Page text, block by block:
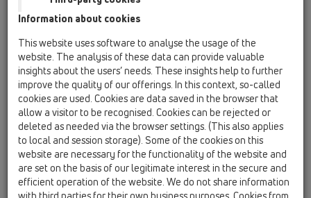
съществени данни на сградата са цифрово записани,
комбинирани и свързани. Сградата е визуализирана -
геометрично (компютърен модел). Building Information
Modeling се използва както в строителната индустрия
за строително проектиране и изпълнение, така също и в
фасилити мениджмънт.
Идеята зад всичко това:
За сградата трябва да се дадат не само чертежи, но
също така и информация за вложените продукти или
продуктови групи. Общият резултат е цифров модел на
строителния обект.
Information about cookies
This website uses software to analyse the usage of the
website. The analysis of these data can provide valuable
insights about the users’ needs. These insights help to further
improve the quality of our offerings. In this context, so-called
cookies are used. Cookies are data saved in the browser that
allow a visitor to be recognised. Cookies can be rejected or
deleted as needed via the browser settings. (This also applies
to local and session storage). Some of the cookies on this
website are necessary for the functionality of the website and
are set on the basis of our legitimate interest in the secure and
efficient operation of the website. We do not share information